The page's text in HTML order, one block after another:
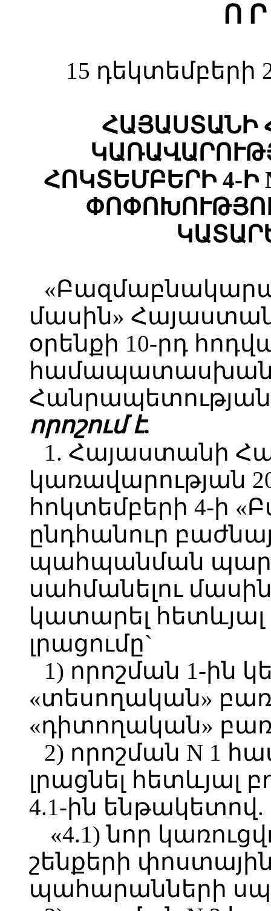
Ո
15 դեկտեմբերի
ՀԱՅԱՍՏԱՆԻ
ՀՈԿՏԵՄԲԵՐԻ 4-Ի
մասին»
օրենքի 10-րդ
Հանրապետության
որոշում է.
1. Հայաստանի
կառավարության
հոկտեմբերի 4-ի
ընդհանուր
պահպանման
սահմանելու
կատարել
լրացումը`
1) որոշման 1-ին
«տեսողական»
«դիտողական»
2) որոշման N 1
լրացնել հետևյալ
4.1-ին ենթակետով.
«4.1) նոր
շենքերի
պահարանների